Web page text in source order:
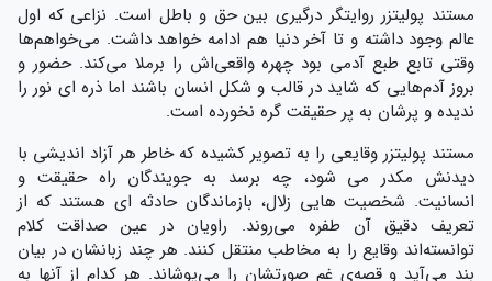
مستند پولیتزر روایتگر درگیری بین حق و باطل است. نزاعی که اول
عالم وجود داشته و تا آخر دنیا هم ادامه خواهد داشت. می‌خواهم‌ها
وقتی تابع طبع آدمی بود چهره واقعی‌اش را برملا می‌کند. حضور و
بروز آدم‌هایی که شاید در قالب و شکل انسان باشند اما ذره ای نور را
ندیده و پرشان به پر حقیقت گره نخورده است.
مستند پولیتزر وقایعی را به تصویر کشیده که خاطر هر آزاد اندیشی با
دیدنش مکدر می شود، چه برسد به جویندگان راه حقیقت و
انسانیت. شخصیت هایی زلال، بازماندگان حادثه ای هستند که از
تعریف دقیق آن طفره می‌روند. راویان در عین صداقت کلام
توانسته‌اند وقایع را به مخاطب منتقل کنند. هر چند زبانشان در بیان
بند می‌آید و قصه‌ی غم صورتشان را می‌پوشاند. هر کدام از آنها به